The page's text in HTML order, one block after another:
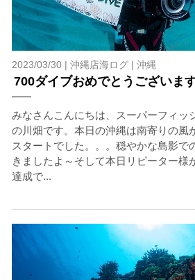
2023/03/30 | 沖縄店海ログ| 沖縄
700ダイブおめでとうございます
みなさんこんにちは、スーパーフィッ
の川畑です。本日の沖縄は南寄りの風
スタートでした。。。穏やかな島影で
きましたよ～そして本日リピーター様
達成で...